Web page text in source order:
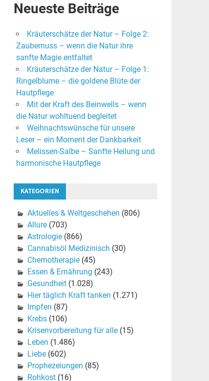
Neueste Beiträge
Kräuterschätze der Natur – Folge 2:
Zaubernuss – wenn die Natur ihre
sanfte Magie entfaltet
Kräuterschätze der Natur – Folge 1:
Ringelblume – die goldene Blüte der
Hautpflege
Mit der Kraft des Beinwells – wenn
die Natur wohltuend begleitet
Weihnachtswünsche für unsere
Leser – ein Moment der Dankbarkeit
Melissen-Salbe – Sanfte Heilung und
harmonische Hautpflege
KATEGORIEN
Aktuelles & Weltgeschehen (806)
Allure(703)
Astrologie(866)
Cannabisöl Medizinisch (30)
Chemotherapie(45)
Essen & Ernährung (243)
Gesundheit(1.028)
Hier täglich Kraft tanken (1.271)
Impfen (87)
Krebs(106)
Krisenvorbereitung für alle(15)
Leben (1.486)
Liebe(602)
Prophezeiungen (85)
Rohkost(16)